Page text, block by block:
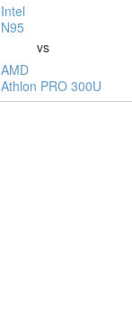
Intel
N95
vs
AMD
Athlon PRO 300U